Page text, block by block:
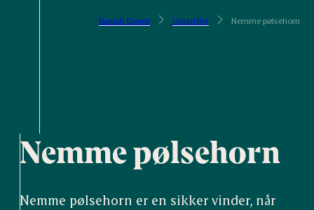
Danish Crown Opskrifter Nemme pølsehorn
Nemme pølsehorn
Nemme pølsehorn er en sikker vinder, når